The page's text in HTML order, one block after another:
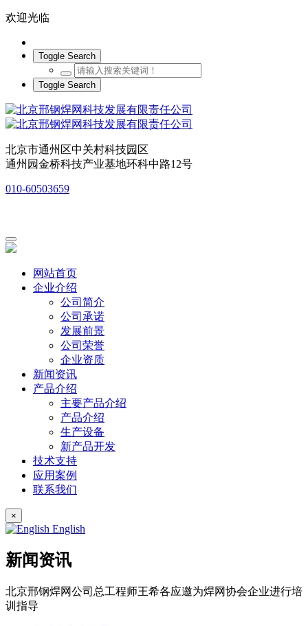
欢迎光临
Toggle Search
Toggle Search
北京市通州区中关村科技园区
通州园金桥科技产业基地环科中路12号
010-60503659
网站首页
企业介绍
公司简介
公司承诺
发展前景
公司荣誉
企业资质
新闻资讯
产品介绍
主要产品介绍
产品介绍
生产设备
新产品开发
技术支持
应用案例
联系我们
×
English
新闻资讯
北京邢钢焊网公司总工程师王希各应邀为焊网协会企业进行培
训指导